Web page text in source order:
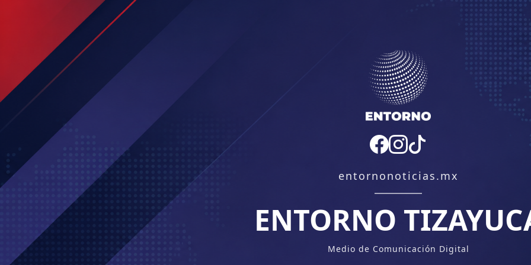
entornonoticias.mx
ENTORNO
Medio de Comunicación Digital